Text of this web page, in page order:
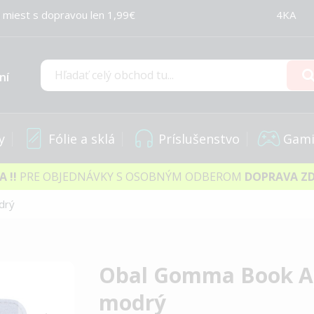
s dopravou len 1,99€ 4KA
Hľadať
Fólie a sklá Príslušenstvo
!! PRE OBJEDNÁVKY S OSOBNÝM ODBEROM DOPRAVA
Obal Gomma Book
modrý